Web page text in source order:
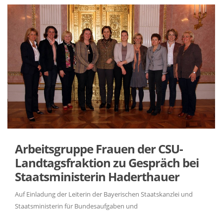
Arbeitsgruppe Frauen der CSU-
Landtagsfraktion zu Gespräch bei
Staatsministerin Haderthauer
Auf Einladung der Leiterin der Bayerischen Staatskanzlei und
Staatsministerin für Bundesaufgaben und